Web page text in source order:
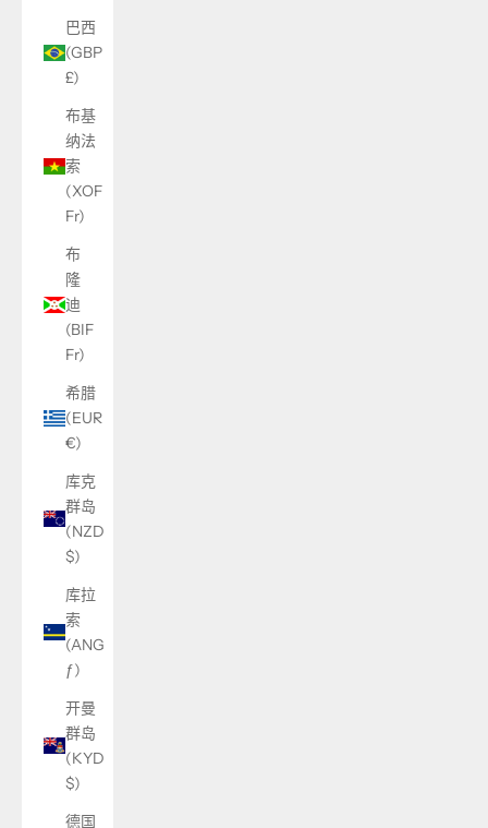
巴西
(GBP
£)
布基
纳法
索
(XOF
Fr)
布
隆
迪
(BIF
Fr)
希腊
(EUR
€)
库克
群岛
(NZD
$)
库拉
索
(ANG
ƒ)
开曼
群岛
(KYD
$)
德国